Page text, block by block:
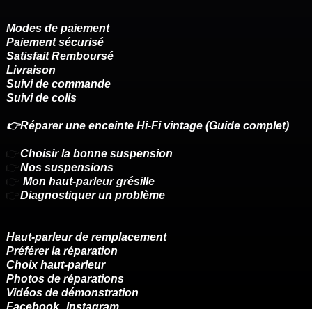
Modes de paiement
Paiement sécurisé
Satisfait Remboursé
Livraison
Suivi de commande
Suivi de colis
👉Réparer une enceinte Hi-Fi vintage (Guide complet)
👉 Choisir la bonne suspension
👉 Nos suspensions
👉 Mon haut-parleur grésille
👉 Diagnostiquer un problème
Haut-parleur de remplacement
Préférer la réparation
Choix haut-parleur
Photos de réparations
Vidéos de démonstration
Facebook Instagram